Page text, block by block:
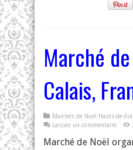
Marché
Calais,
Marchés de Noël Hauts-de-
Laisser un commentaire
Marché de Noël